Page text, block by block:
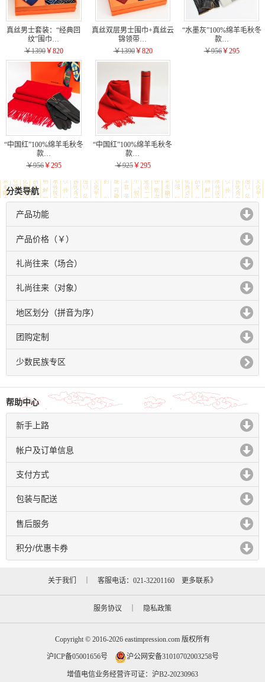
真丝男士套装：“经典回
纹”围巾…
￥1390￥820
真丝双层男士围巾+真丝云
锦领带…
￥1390￥820
“水墨灰”100%绵羊毛秋冬
款…
￥956￥295
“中国红”100%绵羊毛秋冬
款…
￥956￥295
“中国红”100%绵羊毛秋冬
款…
￥925￥295
分类导航
产品功能
click to expand contents
产品价格（￥）
click to expand contents
礼尚往来（场合）
click to expand contents
礼尚往来（对象）
click to expand contents
地区划分（拼音为序）
click to expand contents
团购定制
click to expand contents
少数民族专区
帮助中心
新手上路
click to expand contents
帐户及订单信息
click to expand contents
支付方式
click to expand contents
包装与配送
click to expand contents
售后服务
click to expand contents
积分/优惠卡券
click to expand contents
关于我们 ｜ 客服电话：021-32201160 更多联系》
服务协议 隐私政策
Copyright © 2016-2026 eastimpression.com 版权所有
沪ICP备05001656号 沪公网安备31010702003258号
增值电信业务经营许可证：沪B2-20230963